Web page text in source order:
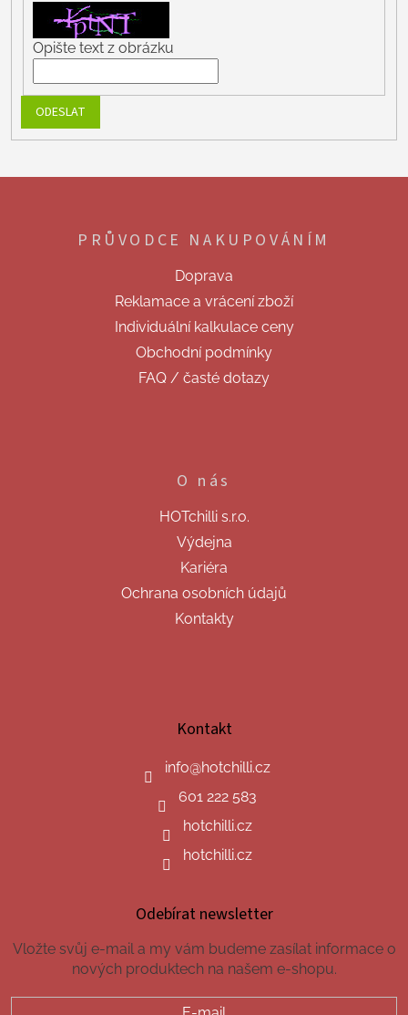
Opište text z obrázku
ODESLAT
PRŮVODCE NAKUPOVÁNÍM
Doprava
Reklamace a vrácení zboží
Individuální kalkulace ceny
Obchodní podmínky
FAQ / časté dotazy
O nás
HOTchilli s.r.o.
Výdejna
Kariéra
Ochrana osobních údajů
Kontakty
Kontakt
info@hotchilli.cz
601 222 583
hotchilli.cz
hotchilli.cz
Odebírat newsletter
Vložte svůj e-mail a my vám budeme zasílat informace o
nových produktech na našem e-shopu.